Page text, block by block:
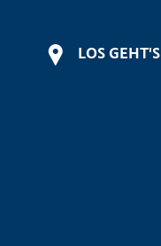
LOS GEHT'S